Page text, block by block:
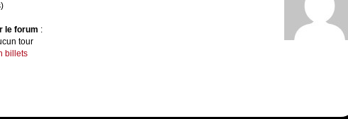
le forum :
tour
billets